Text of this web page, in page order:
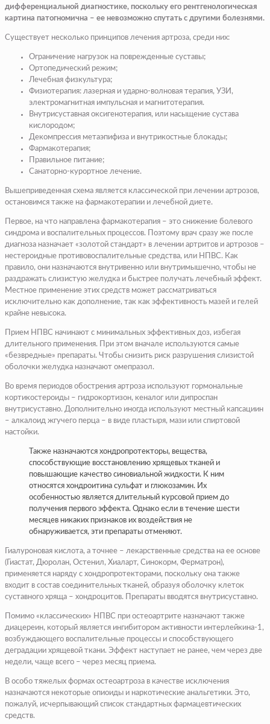
дифференциальной диагностике, поскольку его рентгенологическая
картина патогномична – ее невозможно спутать с другими болезнями.
Существует несколько принципов лечения артроза, среди них:
Ограничение нагрузок на поврежденные суставы;
Ортопедический режим;
Лечебная физкультура;
Физиотерапия: лазерная и ударно-волновая терапия, УЗИ,
электромагнитная импульсная и магнитотерапия.
Внутрисуставная оксигенотерапия, или насыщение сустава
кислородом;
Декомпрессия метаэпифиза и внутрикостные блокады;
Фармакотерапия;
Правильное питание;
Санаторно-курортное лечение.
Вышеприведенная схема является классической при лечении артрозов,
остановимся также на фармакотерапии и лечебной диете.
Первое, на что направлена фармакотерапия – это снижение болевого
синдрома и воспалительных процессов. Поэтому врач сразу же после
диагноза назначает «золотой стандарт» в лечении артритов и артрозов –
нестероидные противовоспалительные средства, или НПВС. Как
правило, они назначаются внутривенно или внутримышечно, чтобы не
раздражать слизистую желудка и быстрее получать лечебный эффект.
Местное применение этих средств может рассматриваться
исключительно как дополнение, так как эффективность мазей и гелей
крайне невысока.
Прием НПВС начинают с минимальных эффективных доз, избегая
длительного применения. При этом вначале используются самые
«безвредные» препараты. Чтобы снизить риск разрушения слизистой
оболочки желудка назначают омепразол.
Во время периодов обострения артроза используют гормональные
кортикостероиды – гидрокортизон, кеналог или дипроспан
внутрисуставно. Дополнительно иногда используют местный капсациин
– алкалоид жгучего перца – в виде пластыря, мази или спиртовой
настойки.
Также назначаются хондропротекторы, вещества,
способствующие восстановлению хрящевых тканей и
повышающие качество синовиальной жидкости. К ним
относятся хондроитина сульфат и глюкозамин. Их
особенностью является длительный курсовой прием до
получения первого эффекта. Однако если в течение шести
месяцев никаких признаков их воздействия не
обнаруживается, эти препараты отменяют.
Гиалуроновая кислота, а точнее – лекарственные средства на ее основе
(Гиастат, Дюролан, Остенил, Хиаларт, Синокорм, Ферматрон),
применяется наряду с хондропротекторами, поскольку она также
входит в состав соединительных тканей, образуя оболочку клеток
суставного хряща – хондроцитов. Препараты вводятся внутрисуставно.
Помимо «классических» НПВС при остеоартрите назначают также
диацереин, который является ингибитором активности интерлейкина-1,
возбуждающего воспалительные процессы и способствующего
деградации хрящевой ткани. Эффект наступает не ранее, чем через две
недели, чаще всего – через месяц приема.
В особо тяжелых формах остеоартроза в качестве исключения
назначаются некоторые опиоиды и наркотические анальгетики. Это,
пожалуй, исчерпывающий список стандартных фармацевтических
средств.